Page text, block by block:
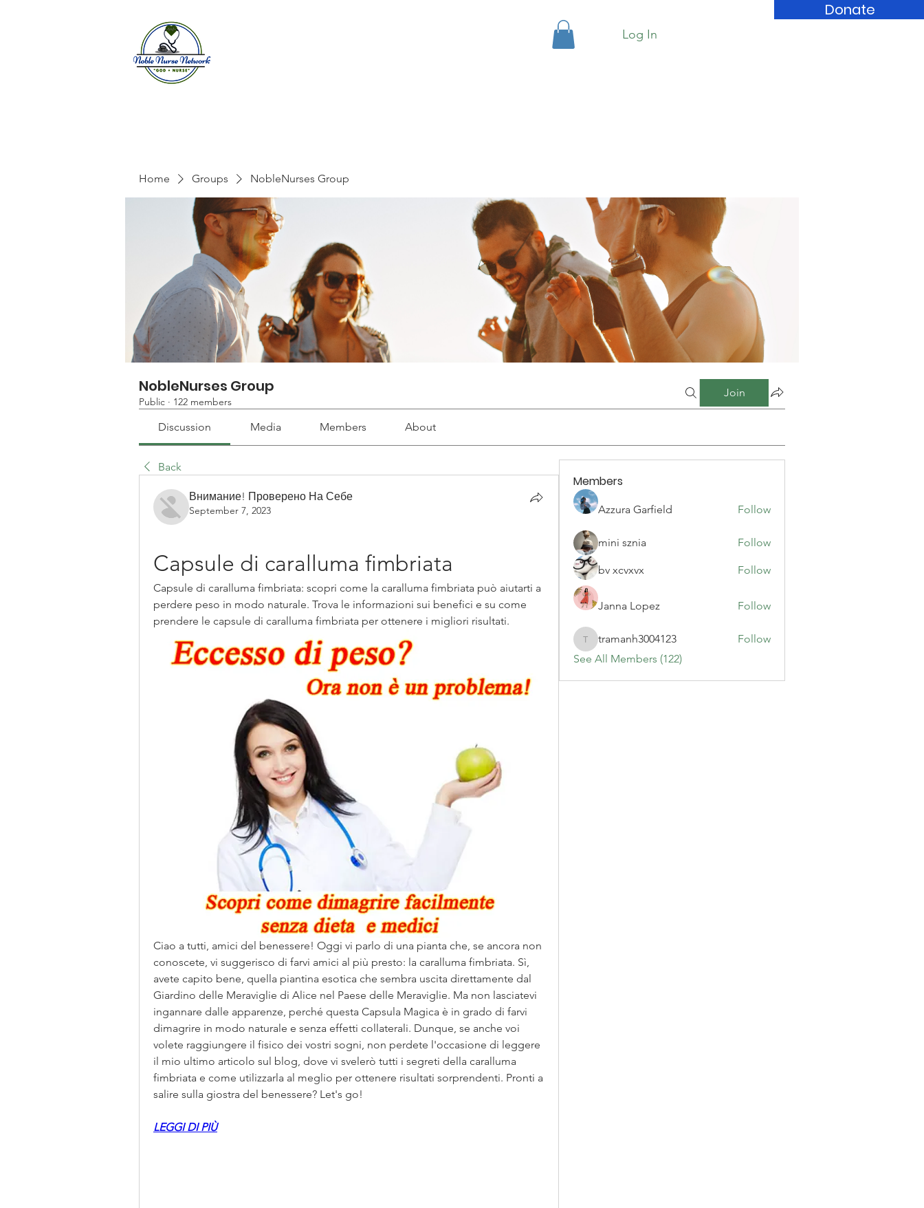
Donate
Log In
Home Groups NobleNurses Group
NobleNurses Group
Public · 122 members
Join
Discussion Media Members About
Back
Внимание! Проверено На Себе
September 7, 2023
Capsule di caralluma fimbriata
Capsule di caralluma fimbriata: scopri come la caralluma fimbriata può aiutarti a
perdere peso in modo naturale. Trova le informazioni sui benefici e su come
prendere le capsule di caralluma fimbriata per ottenere i migliori risultati.
Ciao a tutti, amici del benessere! Oggi vi parlo di una pianta che, se ancora non
conoscete, vi suggerisco di farvi amici al più presto: la caralluma fimbriata. Sì,
avete capito bene, quella piantina esotica che sembra uscita direttamente dal
Giardino delle Meraviglie di Alice nel Paese delle Meraviglie. Ma non lasciatevi
ingannare dalle apparenze, perché questa Capsula Magica è in grado di farvi
dimagrire in modo naturale e senza effetti collaterali. Dunque, se anche voi
volete raggiungere il fisico dei vostri sogni, non perdete l'occasione di leggere
il mio ultimo articolo sul blog, dove vi svelerò tutti i segreti della caralluma
fimbriata e come utilizzarla al meglio per ottenere risultati sorprendenti. Pronti a
salire sulla giostra del benessere? Let's go!
LEGGI DI PIÙ
Members
Azzura Garfield Follow
mini sznia Follow
bv xcvxvx Follow
Janna Lopez Follow
tramanh3004123
tramanh3004123
Follow
See All Members (122)